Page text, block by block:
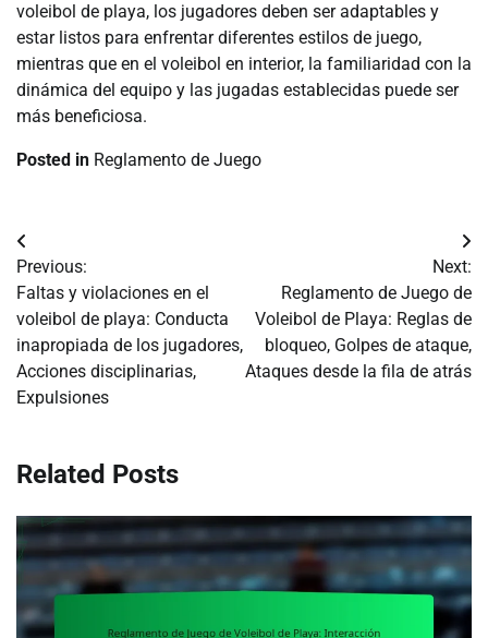
voleibol de playa, los jugadores deben ser adaptables y
estar listos para enfrentar diferentes estilos de juego,
mientras que en el voleibol en interior, la familiaridad con la
dinámica del equipo y las jugadas establecidas puede ser
más beneficiosa.
Posted in Reglamento de Juego
Post
navigation
Previous:
Faltas y violaciones en el
voleibol de playa: Conducta
inapropiada de los jugadores,
Acciones disciplinarias,
Expulsiones
Next:
Reglamento de Juego de
Voleibol de Playa: Reglas de
bloqueo, Golpes de ataque,
Ataques desde la fila de atrás
Related Posts